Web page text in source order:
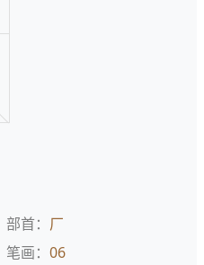
部首： 厂
笔画： 06